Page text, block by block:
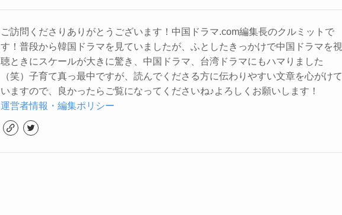
ご訪問くださりありがとうございます！中国ドラマ.com編集長のクルミットで
す！普段から韓国ドラマを見ていましたが、ふとしたきっかけで中国ドラマを視
聴ときにスケールが大きに驚き、中国ドラマ、台湾ドラマにもハマりました
（笑）子育て真っ最中ですが、読んでくださる方に伝わりやすい文章を心がけて
いますので、良かったらご覧になってくださいね♪よろしくお願いします！
運営者情報・編集ポリシー